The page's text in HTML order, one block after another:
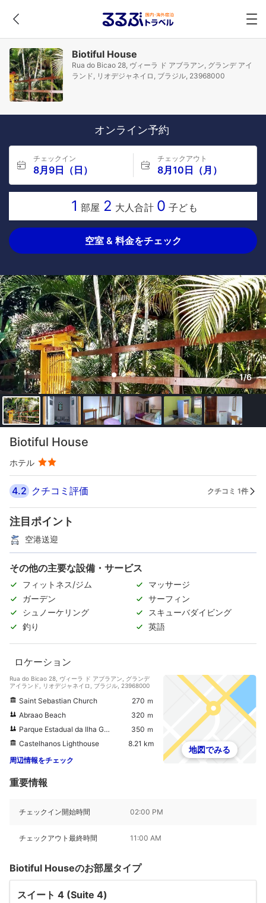
Biotiful House
Rua do Bicao 28, ヴィーラ ド アブラアン, グランデ アイ
ランド, リオデジャネイロ, ブラジル, 23968000
オンライン予約
チェックイン
8月9日（日）
チェックアウト
8月10日（月）
1 部屋 2 大人合計 0 子ども
空室 & 料金をチェック
1/6
Biotiful House
ホテル
4.2 クチコミ評価 クチコミ 1件
注目ポイント
空港送迎
その他の主要な設備・サービス
フィットネス/ジム
マッサージ
ガーデン
サーフィン
シュノーケリング
スキューバダイビング
釣り
英語
ロケーション
Rua do Bicao 28, ヴィーラ ド アブラアン, グランデ
アイランド, リオデジャネイロ, ブラジル, 23968000
Saint Sebastian Church
270 ｍ
Abraao Beach
320 ｍ
Parque Estadual da Ilha Grande
350 ｍ
Castelhanos Lighthouse
8.21 km
周辺情報をチェック
地図でみる
重要情報
チェックイン開始時間 02:00 PM
チェックアウト最終時間 11:00 AM
Biotiful Houseのお部屋タイプ
スイート 4 (Suite 4)